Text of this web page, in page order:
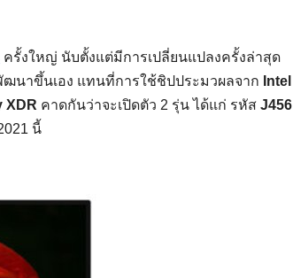
ครั้งใหญ่ นับตั้งแต่มีการเปลี่ยนแปลงครั้งล่าสุด
ฒนาขึ้นเอง แทนที่การใช้ชิปประมวผลจาก Intel
XDR คาดกันว่าจะเปิดตัว 2 รุ่น ได้แก่ รหัส J456
นี้